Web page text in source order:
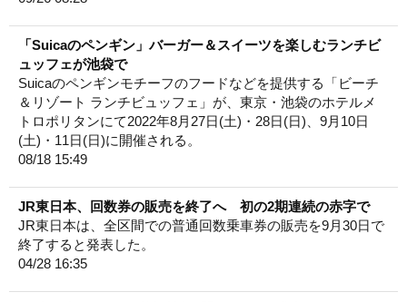
「Suicaのペンギン」バーガー＆スイーツを楽しむランチビ
ュッフェが池袋で
Suicaのペンギンモチーフのフードなどを提供する「ビーチ
＆リゾート ランチビュッフェ」が、東京・池袋のホテルメ
トロポリタンにて2022年8月27日(土)・28日(日)、9月10日
(土)・11日(日)に開催される。
08/18 15:49
JR東日本、回数券の販売を終了へ 初の2期連続の赤字で
JR東日本は、全区間での普通回数乗車券の販売を9月30日で
終了すると発表した。
04/28 16:35